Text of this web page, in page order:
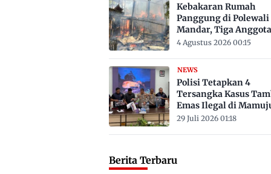
Kebakaran Rumah
Panggung di Polewali
Mandar, Tiga Anggota
Keluarga Tewas
4 Agustus 2026 00:15
NEWS
Polisi Tetapkan 4
Tersangka Kasus
Emas Ilegal di
Satu ASN
29 Juli 2026 01:18
Berita Terbaru